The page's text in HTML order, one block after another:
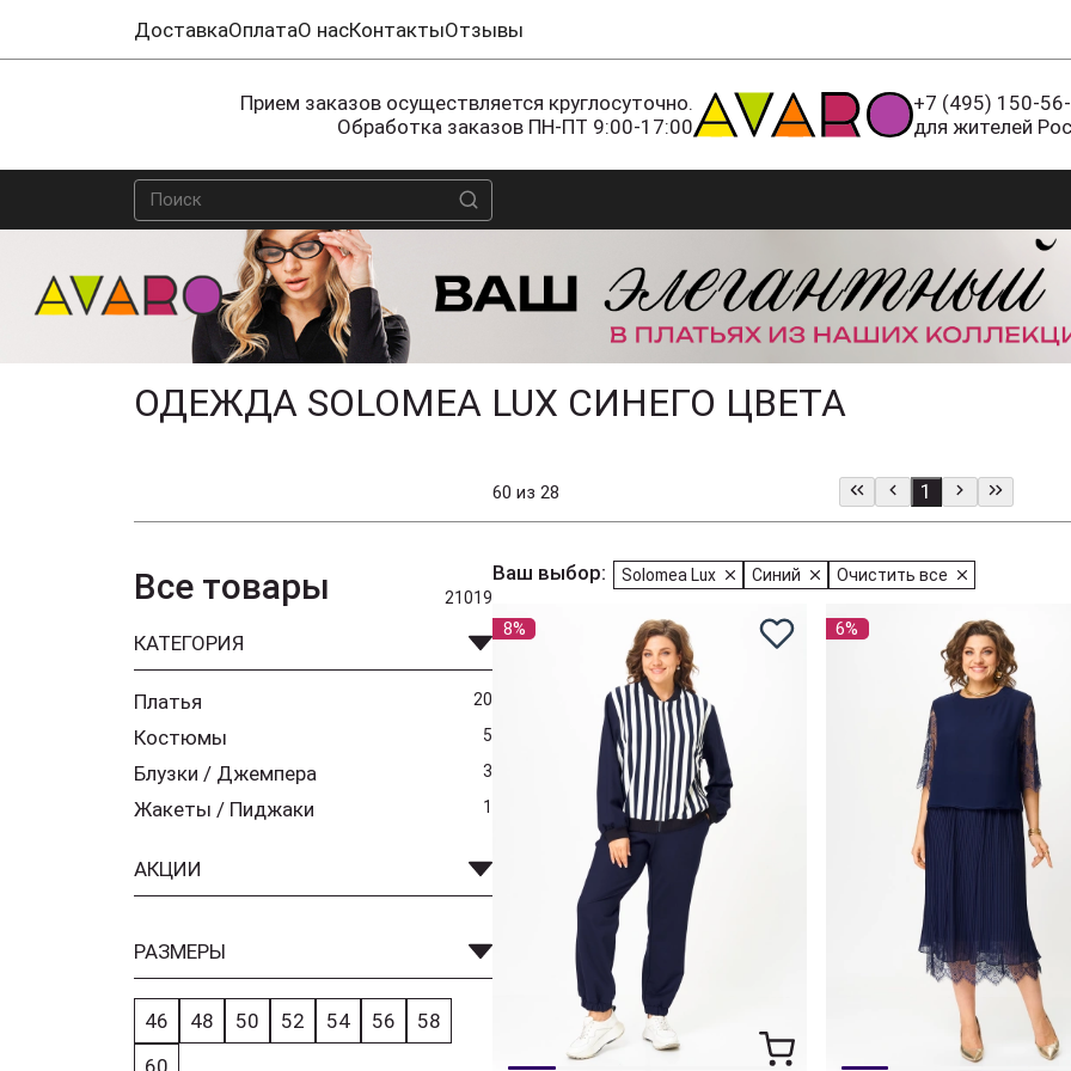
ДоставкаОплатаО насКонтактыОтзывы
Прием заказов осуществляется круглосуточно.
Обработка заказов ПН-ПТ 9:00-17:00
+7 (495) 150-
для жителей
ОДЕЖДА SOLOMEA LUX СИНЕГО ЦВЕТА
60 из 28 1
Все товары 21019
КАТЕГОРИЯ
Платья 20
Костюмы 5
Блузки / Джемпера 3
Жакеты / Пиджаки 1
АКЦИИ
РАЗМЕРЫ
46 48 50 52 54 56
58
60
Ваш выбор: Solomea Lux Синий Очистить все
8% 6%